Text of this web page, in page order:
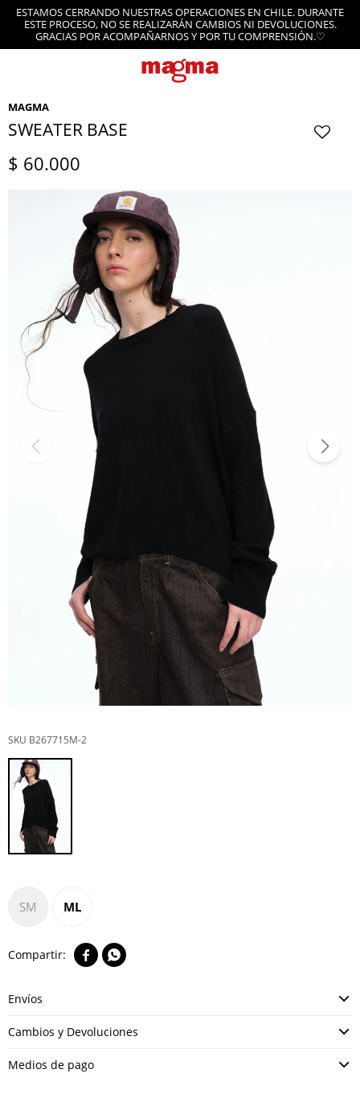
ESTAMOS CERRANDO NUESTRAS OPERACIONES EN CHILE. DURANTE
ESTE PROCESO, NO SE REALIZARÁN CAMBIOS NI DEVOLUCIONES.
GRACIAS POR ACOMPAÑARNOS Y POR TU COMPRENSIÓN.♡
MAGMA
SWEATER BASE
$ 60.000
B267715M-2
SM ML
 
Envíos
Cambios y Devoluciones
Medios de pago